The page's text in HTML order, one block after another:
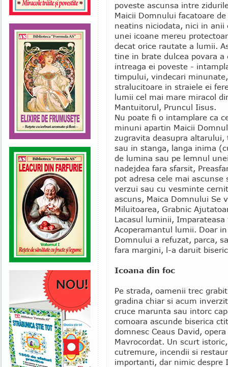
poveste ascunsa intre
Maicii Domnului facatoare
neatins niciodata, nici in
unei icoane mereu
decat orice rautate a lumii.
tine in brate dulcea povara
intreaga ei poveste -
timpului, vindecari
stralucitoare in straiele ei
lumii cel mai mare miracol
Mantuitorul, Pruncul Iisus.
Nu poate fi o intamplare ca
minuni apartin Maicii
zugravita deasupra
sau in stanga, langa inima
de lumina sau pe lemnul
nadejdea fara sfarsit,
pot adresa cele mai
verzui sau cu vesminte
ascuns, Maica Domnului Se
Miluitoarea, Grabnic
Lacasul luminii,
Acoperamantul lumii. Doar
Domnului a refuzat, parca,
fara margini, l-a daruit
Icoana din foc
Pe strada, oamenii trec
gradina chiar si acum
cruce marunta sau intorc
comoara ascunde biserica
domnesc Ceaus David,
Mavrocordat. Un scurt
cutremure, incendii si
importanti, dar nimic despre